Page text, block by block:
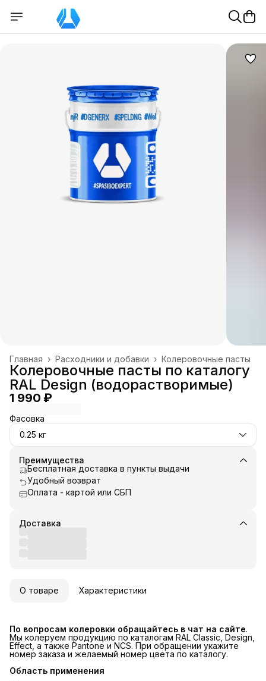
Колеровочные пасты
Расходники и добавки ›
Главная ›
Колеровочные пасты по каталогу
RAL Design (водорастворимые)
1 990 ₽
Фасовка
0.25 кг
Преимущества
Бесплатная доставка в пункты выдачи
Удобный возврат
Оплата - картой или СБП
Доставка
О товаре Характеристики
По вопросам колеровки обращайтесь в чат на сайте.
Мы колеруем продукцию по каталогам RAL Classic, Design,
Effect, а также Pantone и NCS. При обращении укажите
номер заказа и желаемый номер цвета по каталогу.
Область применения